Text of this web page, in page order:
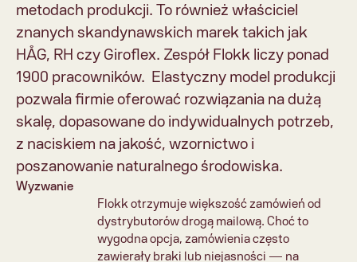
metodach produkcji. To również właściciel
znanych skandynawskich marek takich jak
HÅG, RH czy Giroflex. Zespół Flokk liczy ponad
1900 pracowników.  Elastyczny model produkcji
pozwala firmie oferować rozwiązania na dużą
skalę, dopasowane do indywidualnych potrzeb,
z naciskiem na jakość, wzornictwo i
poszanowanie naturalnego środowiska.
Wyzwanie
Flokk otrzymuje większość zamówień od
dystrybutorów drogą mailową. Choć to
wygodna opcja, zamówienia często
zawierały braki lub niejasności — na